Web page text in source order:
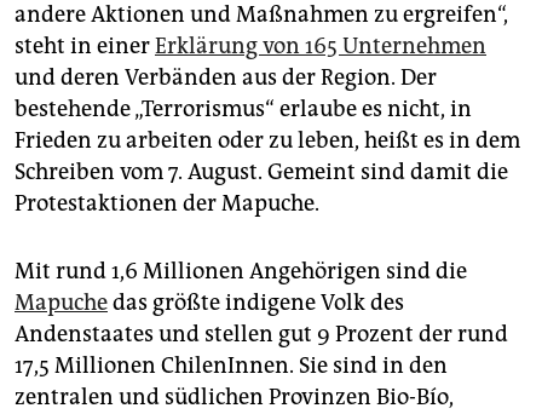
andere Aktionen und Maßnahmen zu ergreifen“,
steht in einerErklärung von 165 Unternehmen
und deren Verbänden aus der Region. Der
bestehende „Terrorismus“ erlaube es nicht, in
Frieden zu arbeiten oder zu leben, heißt es in dem
Schreiben vom 7. August. Gemeint sind damit die
Protestaktionen der Mapuche.
Mit rund 1,6 Millionen Angehörigen sind die
Mapuchedas größte indigene Volk des
Andenstaates und stellen gut 9 Prozent der rund
17,5 Millionen ChilenInnen. Sie sind in den
zentralen und südlichen Provinzen Bio-Bío,